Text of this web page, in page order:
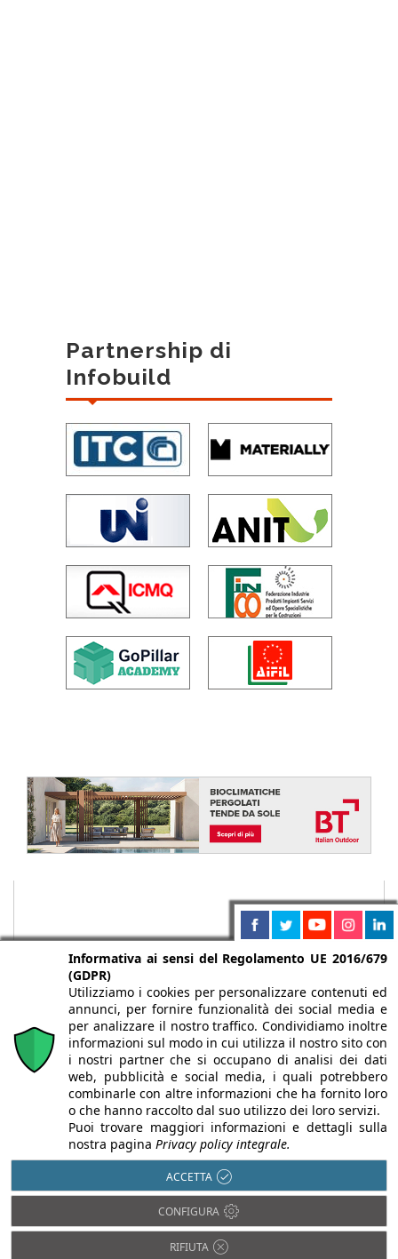
Partnership di
Infobuild
Chi siamo Autori Per la tua pubblicità
Iscriviti alla
newsletter
Infobuild è testata registrata presso il Tribunale di Milano al n° 63
dell’8/3/2013 - ISSN 2282-2267
© 2000-2026 Infoweb srl - P.IVA 13155920153 - Tutti i diritti
Informativa ai sensi del Regolamento UE 2016/679
(GDPR)
Utilizziamo i cookies per personalizzare contenuti ed
annunci, per fornire funzionalità dei social media e
per analizzare il nostro traffico. Condividiamo inoltre
informazioni sul modo in cui utilizza il nostro sito con
i nostri partner che si occupano di analisi dei dati
web, pubblicità e social media, i quali potrebbero
combinarle con altre informazioni che ha fornito loro
o che hanno raccolto dal suo utilizzo dei loro servizi.
Puoi trovare maggiori informazioni e dettagli sulla
nostra pagina Privacy policy integrale.
ACCETTA
CONFIGURA
RIFIUTA